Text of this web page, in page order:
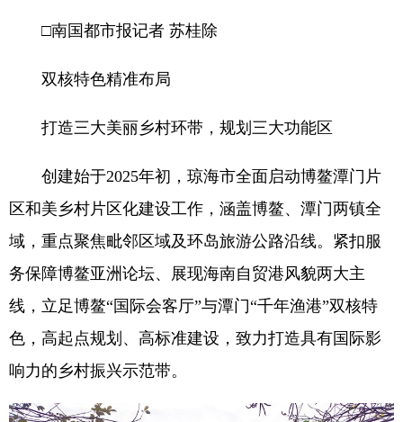
□南国都市报记者 苏桂除
双核特色精准布局
打造三大美丽乡村环带，规划三大功能区
创建始于2025年初，琼海市全面启动博鳌潭门片
区和美乡村片区化建设工作，涵盖博鳌、潭门两镇全
域，重点聚焦毗邻区域及环岛旅游公路沿线。紧扣服
务保障博鳌亚洲论坛、展现海南自贸港风貌两大主
线，立足博鳌“国际会客厅”与潭门“千年渔港”双核特
色，高起点规划、高标准建设，致力打造具有国际影
响力的乡村振兴示范带。